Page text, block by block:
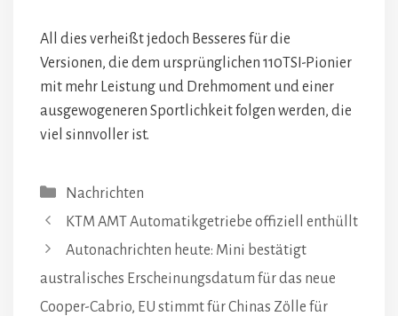
All dies verheißt jedoch Besseres für die
Versionen, die dem ursprünglichen 110TSI-Pionier
mit mehr Leistung und Drehmoment und einer
ausgewogeneren Sportlichkeit folgen werden, die
viel sinnvoller ist.
Kategorien
Nachrichten
KTM AMT Automatikgetriebe offiziell enthüllt
Autonachrichten heute: Mini bestätigt
australisches Erscheinungsdatum für das neue
Cooper-Cabrio, EU stimmt für Chinas Zölle für